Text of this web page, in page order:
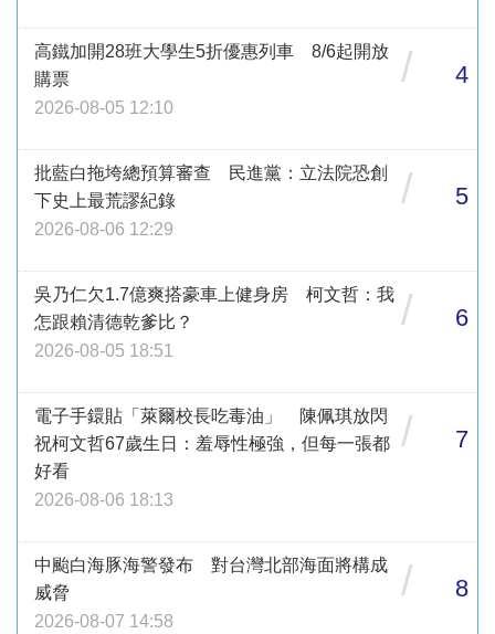
高鐵加開28班大學生5折優惠列車 8/6起開放
購票
2026-08-05 12:10
/ 4
批藍白拖垮總預算審查 民進黨：立法院恐創
下史上最荒謬紀錄
2026-08-06 12:29
/ 5
吳乃仁欠1.7億爽搭豪車上健身房 柯文哲：我
怎跟賴清德乾爹比？
2026-08-05 18:51
/ 6
電子手鐶貼「萊爾校長吃毒油」 陳佩琪放閃
祝柯文哲67歲生日：羞辱性極強，但每一張都
好看
2026-08-06 18:13
/ 7
中颱白海豚海警發布 對台灣北部海面將構成
威脅
2026-08-07 14:58
/ 8